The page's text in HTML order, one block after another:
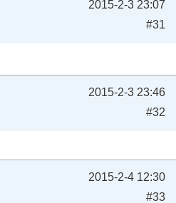
2015-2-3 23:07
#31
2015-2-3 23:46
#32
2015-2-4 12:30
#33